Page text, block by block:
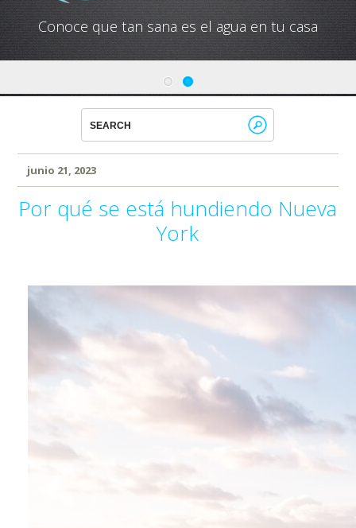
Conoce que tan sana es el agua en tu casa
Conoce cual es el mejor calentador solar de
México
junio 21, 2023
Por qué se está hundiendo Nueva
York